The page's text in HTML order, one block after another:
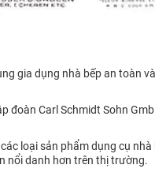
gia dụng nhà bếp an toàn
đoàn Carl Schmidt Sohn
loại sản phẩm dụng cụ
nổi danh hơn trên thị trường.